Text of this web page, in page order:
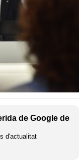
de Google de
d'actualitat